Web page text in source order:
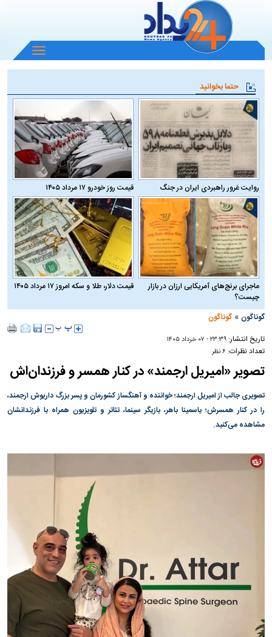
باز
و
منو
حتما بخوانید
روایت غرور راهبردی ایران در جنگ قیمت روز خودرو ۱۷ مرداد ۱۴۰۵
ماجرای برنج‌های آمریکایی ارزان در بازار
چیست؟
قیمت دلار، طلا و سکه امروز ۱۷ مرداد ۱۴۰۵
گوناگون »گوناگون
تاریخ انتشار:۲۳:۳۹ - ۰۷ خرداد ۱۴۰۵
تعداد نظرات: ۶ نظر
تصویر «امیریل ارجمند» در کنار همسر و فرزندان‌اش
تصویری جالب از امیریل ارجمند؛ خواننده و آهنگساز کشورمان و پسر بزرگ داریوش ارجمند،
را در کنار همسرش؛ یاسمینا باهر، بازیگر سینما، تئاتر و تلویزیون همراه با فرزندانشان
مشاهده می‌کنید.